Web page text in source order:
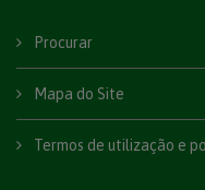
Procurar
Mapa do Site
Termos de utilização e